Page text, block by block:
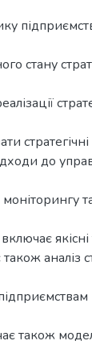
стану
стратегічні
до
якісні
аналіз
також